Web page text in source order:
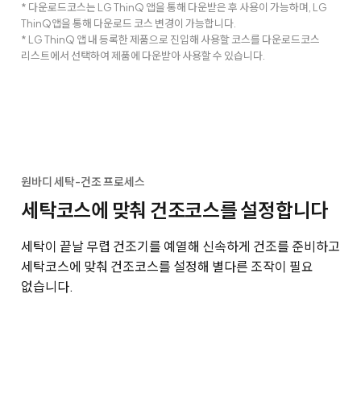
* 다운로드코스는 LG ThinQ 앱을 통해 다운받은 후 사용이 가능하며, LG
ThinQ앱을 통해 다운로드 코스 변경이 가능합니다.
* LG ThinQ 앱 내 등록한 제품으로 진입해 사용할 코스를 다운로드코스
리스트에서 선택하여 제품에 다운받아 사용할 수 있습니다.
원바디 세탁-건조 프로세스
세탁코스에 맞춰 건조코스를 설정합니다
세탁이 끝날 무렵 건조기를 예열해 신속하게 건조를 준비하고
세탁코스에 맞춰 건조코스를 설정해 별다른 조작이 필요
없습니다.